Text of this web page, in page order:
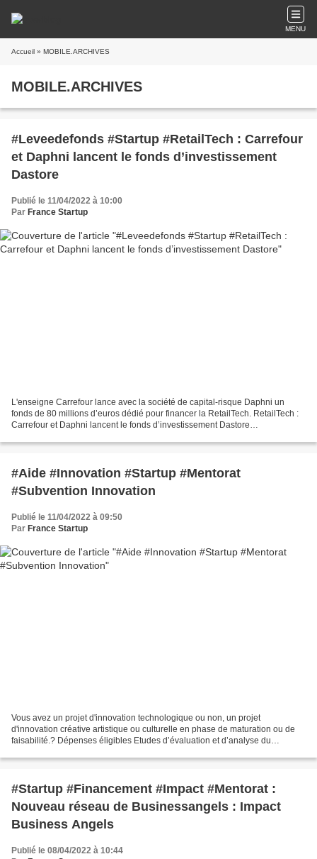
MENU
Accueil » MOBILE.ARCHIVES
MOBILE.ARCHIVES
#Leveedefonds #Startup #RetailTech : Carrefour
et Daphni lancent le fonds d’investissement
Dastore
Publié le 11/04/2022 à 10:00
Par France Startup
L'enseigne Carrefour lance avec la société de capital-risque Daphni un
fonds de 80 millions d’euros dédié pour financer la RetailTech. RetailTech :
Carrefour et Daphni lancent le fonds d’investissement Dastore
#Aide #Innovation #Startup #Mentorat
#Subvention Innovation
Publié le 11/04/2022 à 09:50
Par France Startup
Vous avez un projet d'innovation technologique ou non, un projet
d'innovation créative artistique ou culturelle en phase de maturation ou de
faisabilité.? Dépenses éligibles Etudes d’évaluation et d’analyse du
#Startup #Financement #Impact #Mentorat :
Nouveau réseau de Businessangels : Impact
Business Angels
Publié le 08/04/2022 à 10:44